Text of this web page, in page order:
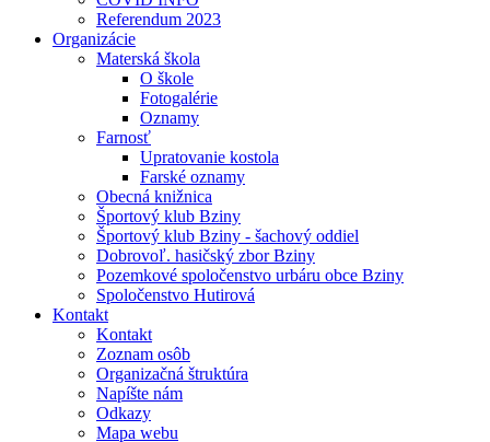
Referendum 2023
Organizácie
Materská škola
O škole
Fotogalérie
Oznamy
Farnosť
Upratovanie kostola
Farské oznamy
Obecná knižnica
Športový klub Bziny
Športový klub Bziny - šachový oddiel
Dobrovoľ. hasičský zbor Bziny
Pozemkové spoločenstvo urbáru obce Bziny
Spoločenstvo Hutirová
Kontakt
Kontakt
Zoznam osôb
Organizačná štruktúra
Napíšte nám
Odkazy
Mapa webu